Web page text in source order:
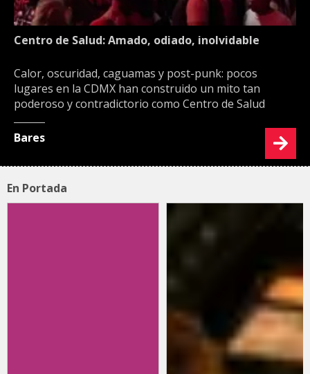
Centro de Salud: Amado, odiado, inolvidable
Calor, oscuridad, caguamas y post-punk: pocos
lugares en la CDMX han construido un mito tan
poderoso y contradictorio como Centro de Salud
Bares
En Portada